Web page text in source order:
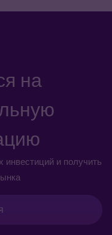
на
и получить